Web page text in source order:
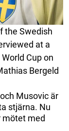
the Swedish
at a
Cup on
Bergeld
Musovic är
stjärna. Nu
mötet med